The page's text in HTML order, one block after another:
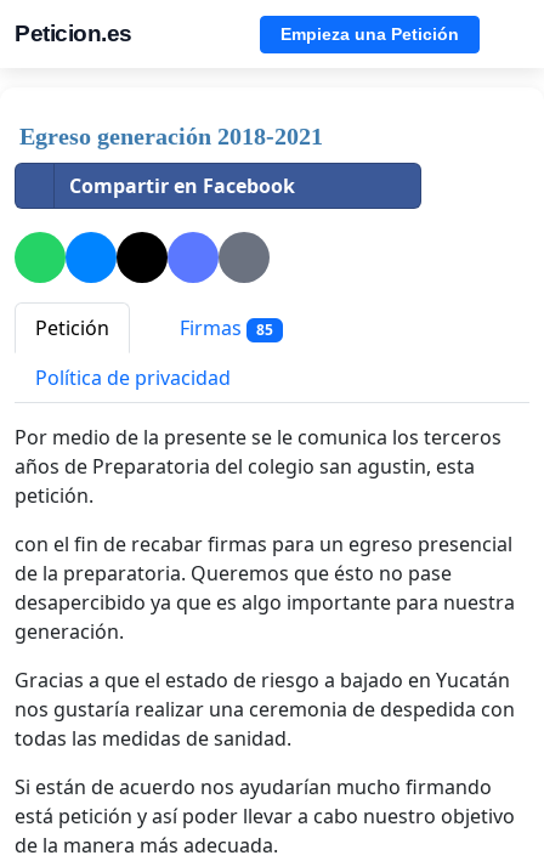
Peticion.es Empieza una Petición
Egreso generación 2018-2021
Compartir en Facebook
Petición Firmas 85
Política de privacidad
Por medio de la presente se le comunica los terceros
años de Preparatoria del colegio san agustin, esta
petición.
con el fin de recabar firmas para un egreso presencial
de la preparatoria. Queremos que ésto no pase
desapercibido ya que es algo importante para nuestra
generación.
Gracias a que el estado de riesgo a bajado en Yucatán
nos gustaría realizar una ceremonia de despedida con
todas las medidas de sanidad.
Si están de acuerdo nos ayudarían mucho firmando
está petición y así poder llevar a cabo nuestro objetivo
de la manera más adecuada.